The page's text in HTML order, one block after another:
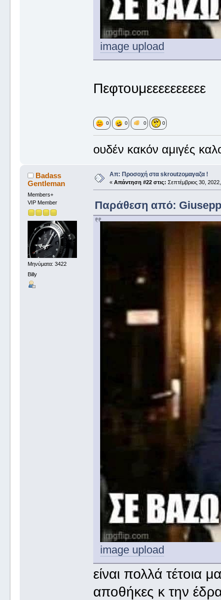
image upload
Πεφτουμεεεεεεεεεε
0 0 0 0
ουδέν κακόν αμιγές
Badass
Gentleman
Members+
VIP Member
Μηνύματα: 3422
Billy
Απ: Προσοχή στα skroutzομαγαζα !
« Απάντηση #22 στις: Σεπτέμβριος 30,
Παράθεση από:
image upload
είναι πολλά τέτοια
αποθήκες κ την έδρα